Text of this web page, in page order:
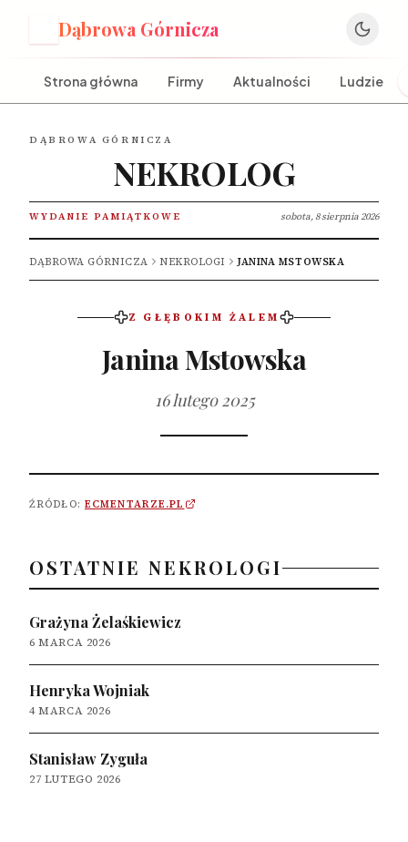
Dąbrowa Górnicza
Strona główna Firmy Aktualności Ludzie
DĄBROWA GÓRNICZA
NEKROLOG
WYDANIE PAMIĄTKOWE sobota, 8 sierpnia 2026
DĄBROWA GÓRNICZA NEKROLOGI JANINA MSTOWSKA
Z GŁĘBOKIM ŻALEM
Janina Mstowska
16 lutego 2025
ŹRÓDŁO: ECMENTARZE.PL
OSTATNIE NEKROLOGI
Grażyna Żelaśkiewicz
6 MARCA 2026
Henryka Wojniak
4 MARCA 2026
Stanisław Zyguła
27 LUTEGO 2026